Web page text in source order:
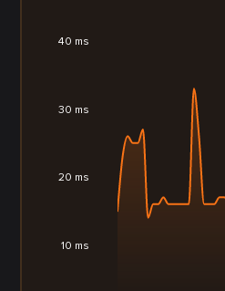
10 ms
20 ms
30 ms
40 ms